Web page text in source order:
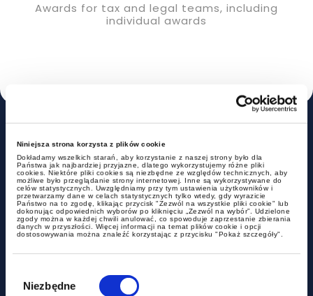
Niniejsza strona korzysta z plików cookie
Dokładamy wszelkich starań, aby korzystanie z naszej strony było dla
Państwa jak najbardziej przyjazne, dlatego wykorzystujemy różne pliki
cookies. Niektóre pliki cookies są niezbędne ze względów technicznych, aby
możliwe było przeglądanie strony internetowej. Inne są wykorzystywane do
celów statystycznych. Uwzględniamy przy tym ustawienia użytkowników i
przetwarzamy dane w celach statystycznych tylko wtedy, gdy wyrazicie
Państwo na to zgodę, klikając przycisk "Zezwól na wszystkie pliki cookie" lub
dokonując odpowiednich wyborów po kliknięciu „Zezwól na wybór”. Udzielone
zgody można w każdej chwili anulować, co spowoduje zaprzestanie zbierania
danych w przyszłości. Więcej informacji na temat plików cookie i opcji
dostosowywania można znaleźć korzystając z przycisku "Pokaż szczegóły".
zgody
Niezbędne
Awards for tax and legal teams, including
individual awards
Experience